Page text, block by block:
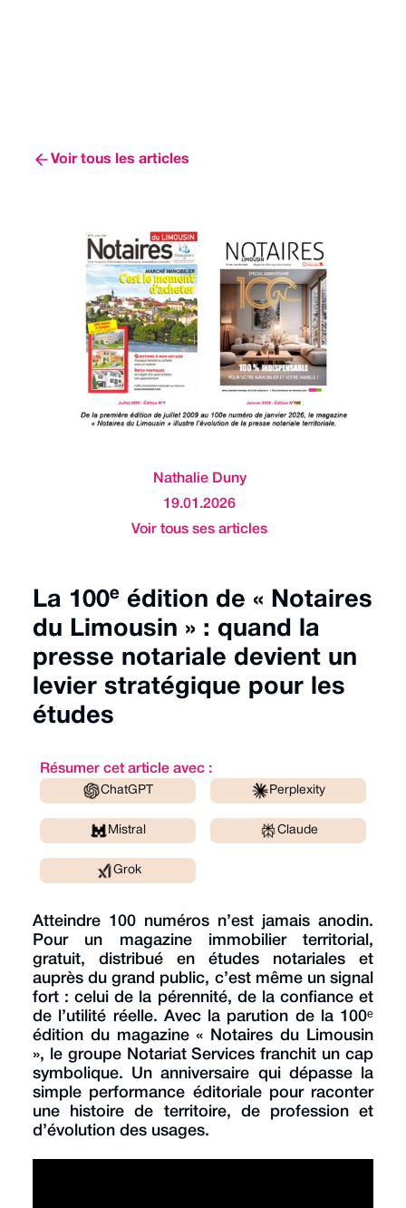
Voir tous les articles
Nathalie Duny
19.01.2026
Voir tous ses articles
La 100ᵉ édition de « Notaires
du Limousin » : quand la
presse notariale devient un
levier stratégique pour les
études
Résumer cet article avec :
ChatGPT Perplexity
Mistral Claude
Grok
Atteindre 100 numéros n’est jamais anodin.
Pour un magazine immobilier territorial,
gratuit, distribué en études notariales et
auprès du grand public, c’est même un signal
fort : celui de la pérennité, de la confiance et
de l’utilité réelle. Avec la parution de la 100ᵉ
édition du magazine « Notaires du Limousin
», le groupe Notariat Services franchit un cap
symbolique. Un anniversaire qui dépasse la
simple performance éditoriale pour raconter
une histoire de territoire, de profession et
d’évolution des usages.